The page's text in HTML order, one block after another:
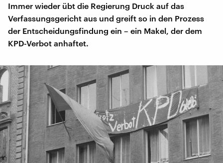
Immer wieder übt die Regierung Druck auf das
Verfassungsgericht aus und greift so in den Prozess
der Entscheidungsfindung ein – ein Makel, der dem
KPD-Verbot anhaftet.